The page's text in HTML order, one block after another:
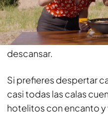
desconexión en medio
numerosas alquerías,
cerca de la ciudad de
descansar.
Si prefieres despertar
casi todas las calas
hotelitos con encanto y